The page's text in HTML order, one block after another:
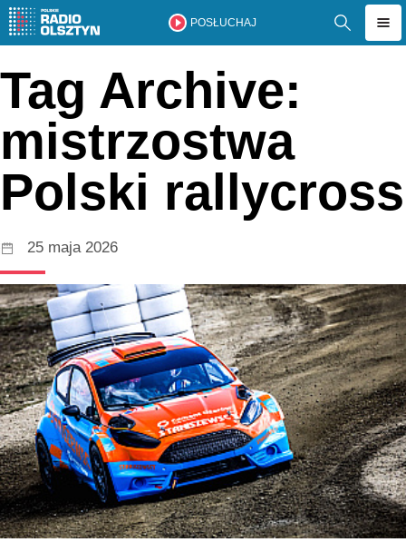
POSŁUCHAJ
Tag Archive:
mistrzostwa
Polski rallycross
25 maja 2026